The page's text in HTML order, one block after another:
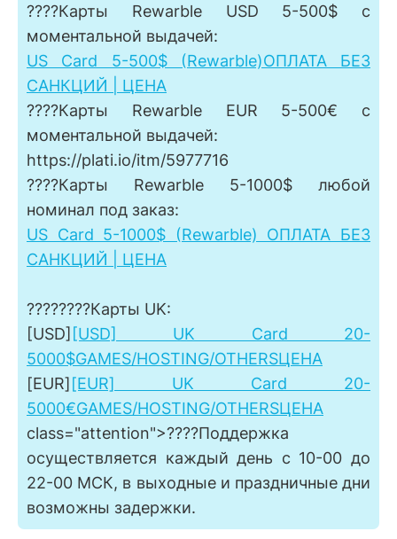
????Карты Rewarble USD 5-500$ с
моментальной выдачей:
US Card 5-500$ (Rewarble)️ОПЛАТА БЕЗ
САНКЦИЙ | ЦЕНА
????Карты Rewarble EUR 5-500€ с
моментальной выдачей:
https://plati.io/itm/5977716
????Карты Rewarble 5-1000$ любой
номинал под заказ:
US Card 5-1000$ (Rewarble) ОПЛАТА БЕЗ
САНКЦИЙ | ЦЕНА
????????Карты UK:
[USD] [USD] UK Card 20-
5000$️GAMES/HOSTING/OTHERS️ЦЕНА
[EUR] [EUR] UK Card 20-
5000€️GAMES/HOSTING/OTHERS️ЦЕНА
class="attention">????Поддержка
осуществляется каждый день с 10-00 до
22-00 МСК, в выходные и праздничные дни
возможны задержки.